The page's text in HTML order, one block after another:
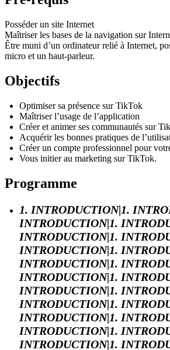
Posséder un site Internet
Maîtriser les bases de la navigation sur
Être muni d’un ordinateur relié à Internet,
micro et un haut-parleur.
Objectifs
Optimiser sa présence sur TikTok
Maîtriser l’usage de l’application
Créer et animer ses communautés sur
Acquérir les bonnes pratiques de
Créer un compte professionnel pour
Vous initier au marketing sur TikTok.
Programme
1. INTRODUCTION|1.
INTRODUCTION|1.
INTRODUCTION|1.
INTRODUCTION|1.
INTRODUCTION|1.
INTRODUCTION|1.
INTRODUCTION|1.
INTRODUCTION|1.
INTRODUCTION|1.
INTRODUCTION|1.
INTRODUCTION|1.